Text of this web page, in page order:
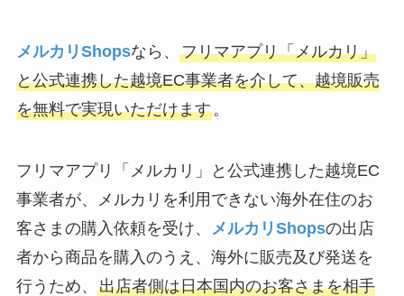
メルカリShopsなら、 フリマアプリ「メルカリ」
と公式連携した越境EC事業者を介して、越境販売
を無料で実現いただけます。
フリマアプリ「メルカリ」と公式連携した越境EC
事業者が、メルカリを利用できない海外在住のお
客さまの購入依頼を受け、
メルカリShopsの出店
者から商品を購入のうえ、海外に販売及び発送を
行うため、 出店者側は日本国内のお客さまを相手